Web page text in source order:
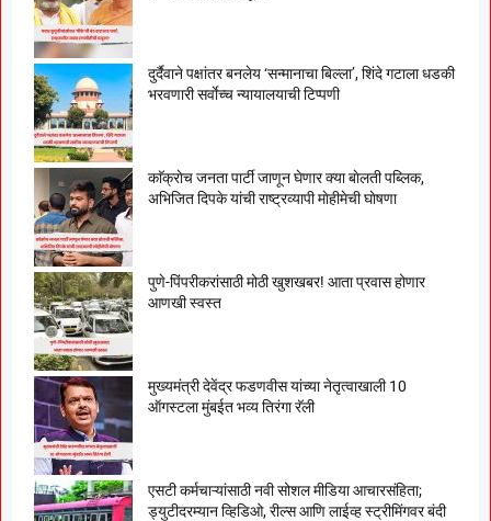
दुर्दैवाने पक्षांतर बनलेय ‘सन्मानाचा बिल्ला’, शिंदे गटाला धडकी
भरवणारी सर्वाेच्च न्यायालयाची टिप्पणी
काॅक्राेच जनता पार्टी जाणून घेणार क्या बाेलती पब्लिक,
अभिजित दिपके यांची राष्ट्रव्यापी माेहीमेची घाेषणा
पुणे-पिंपरीकरांसाठी मोठी खुशखबर! आता प्रवास होणार
आणखी स्वस्त
मुख्यमंत्री देवेंद्र फडणवीस यांच्या नेतृत्वाखाली 10
ऑगस्टला मुंबईत भव्य तिरंगा रॅली
एसटी कर्मचाऱ्यांसाठी नवी सोशल मीडिया आचारसंहिता;
ड्युटीदरम्यान व्हिडिओ, रील्स आणि लाईव्ह स्ट्रीमिंगवर बंदी